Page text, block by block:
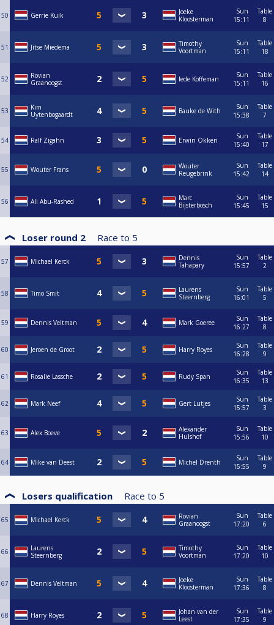
50 Gerrie Kuik
Joeke
Kloosterman
Sun
15:11
Table
8
51 Jitse Miedema
Timothy
Voortman
Sun
15:11
Table
18
52
Rovian
Graanoogst
Iede Koffeman
Sun
15:11
Table
16
53
Kim
Uytenbogaardt
Bauke de With
Sun
15:38
Table
7
54 Ralf Zigahn Erwin Okken
Sun
15:40
Table
17
55 Wouter Frans
Wouter
Reugebrink
Sun
15:42
Table
14
56 Ali Abu-Rashed
Marc
Bijsterbosch
Sun
15:45
Table
15
Loser round 2 Race to 5
57 Michael Kerck
Dennis
Tahapary
Sun
15:57
Table
2
58 Timo Smit
Laurens
Steernberg
Sun
16:01
Table
5
59 Dennis Veltman Mark Goeree
Sun
16:27
Table
8
60 Jeroen de Groot Harry Royes
Sun
16:28
Table
9
61 Rosalie Lassche Rudy Span
Sun
16:35
Table
13
62 Mark Neef Gert Lutjes
Sun
15:57
Table
3
63 Alex Boeve
Alexander
Hulshof
Sun
15:56
Table
10
64 Mike van Deest Michel Drenth
Sun
15:55
Table
9
Losers qualification Race to 5
65 Michael Kerck
Rovian
Graanoogst
Sun
17:20
Table
6
66
Laurens
Steernberg
Timothy
Voortman
Sun
17:20
Table
10
67 Dennis Veltman
Joeke
Kloosterman
Sun
17:36
Table
8
68 Harry Royes
Johan van der
Leest
Sun
17:35
Table
9